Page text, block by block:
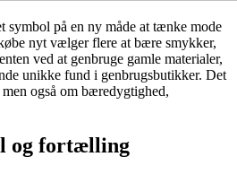
symbol på en ny måde at tænke mode
nyt vælger flere at bære smykker,
ved at genbruge gamle materialer,
unikke fund i genbrugsbutikker. Det
også om bæredygtighed,
og fortælling